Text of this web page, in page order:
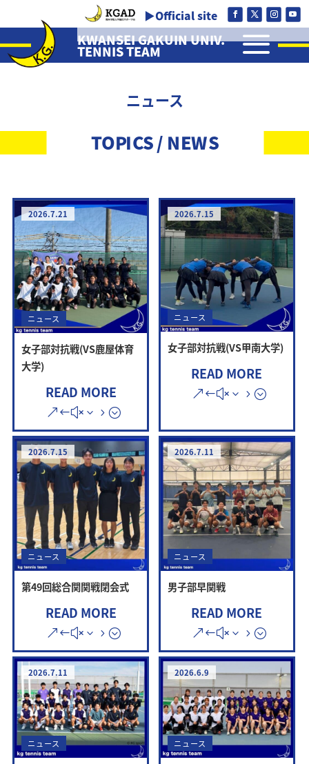
▶Official site
KWANSEI GAKUIN UNIV.
TENNIS TEAM a
ニュース
TOPICS / NEWS
2026.7.21
ニュース
女子部対抗戦(VS鹿屋体育
大学)
READ MORE
2026.7.15
ニュース
女子部対抗戦(VS甲南大学)
READ MORE
2026.7.15
ニュース
第49回総合関関戦閉会式
READ MORE
2026.7.11
ニュース
男子部早関戦
READ MORE
2026.7.11
ニュース
2026.6.9
ニュース